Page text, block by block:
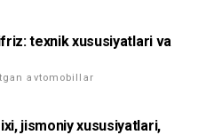
texnik xususiyatlari va
avtomobillar
jismoniy xususiyatlari,